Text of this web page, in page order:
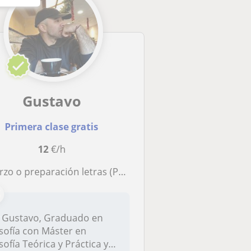
Gustavo
Primera clase gratis
12€/h
o preparación letras (Primaria, ESO, Adultos)
Gustavo, Graduado en
con Máster en
Teórica y Práctica y